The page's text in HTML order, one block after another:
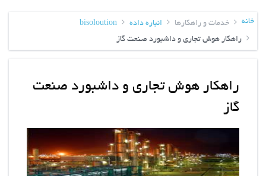
خانه خدمات و راهکارها انباره داده
bisoloution
راهکار هوش تجاری و داشبورد صنعت گاز
راهکار هوش تجاری و داشبورد صنعت
گاز